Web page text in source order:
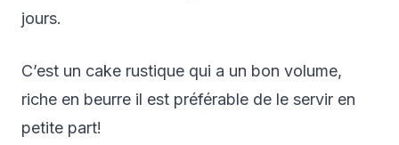
jours.
C’est un cake rustique qui a un bon volume,
riche en beurre il est préférable de le servir en
petite part!